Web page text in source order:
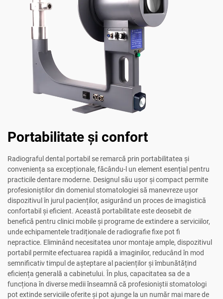
Portabilitate şi confort
Radiograful dental portabil se remarcă prin portabilitatea și
conveniența sa excepționale, făcându-l un element esențial pentru
practicile dentare moderne. Designul său ușor și compact permite
profesioniștilor din domeniul stomatologiei să manevreze ușor
dispozitivul în jurul pacienților, asigurând un proces de imagistică
confortabil și eficient. Această portabilitate este deosebit de
benefică pentru clinici mobile și programe de extindere a serviciilor,
unde echipamentele tradiționale de radiografie fixe pot fi
nepractice. Eliminând necesitatea unor montaje ample, dispozitivul
portabil permite efectuarea rapidă a imaginilor, reducând în mod
semnificativ timpul de așteptare al pacienților și îmbunătățind
eficiența generală a cabinetului. În plus, capacitatea sa de a
funcționa în diverse medii înseamnă că profesioniștii stomatologi
pot extinde serviciile oferite și pot ajunge la un număr mai mare de